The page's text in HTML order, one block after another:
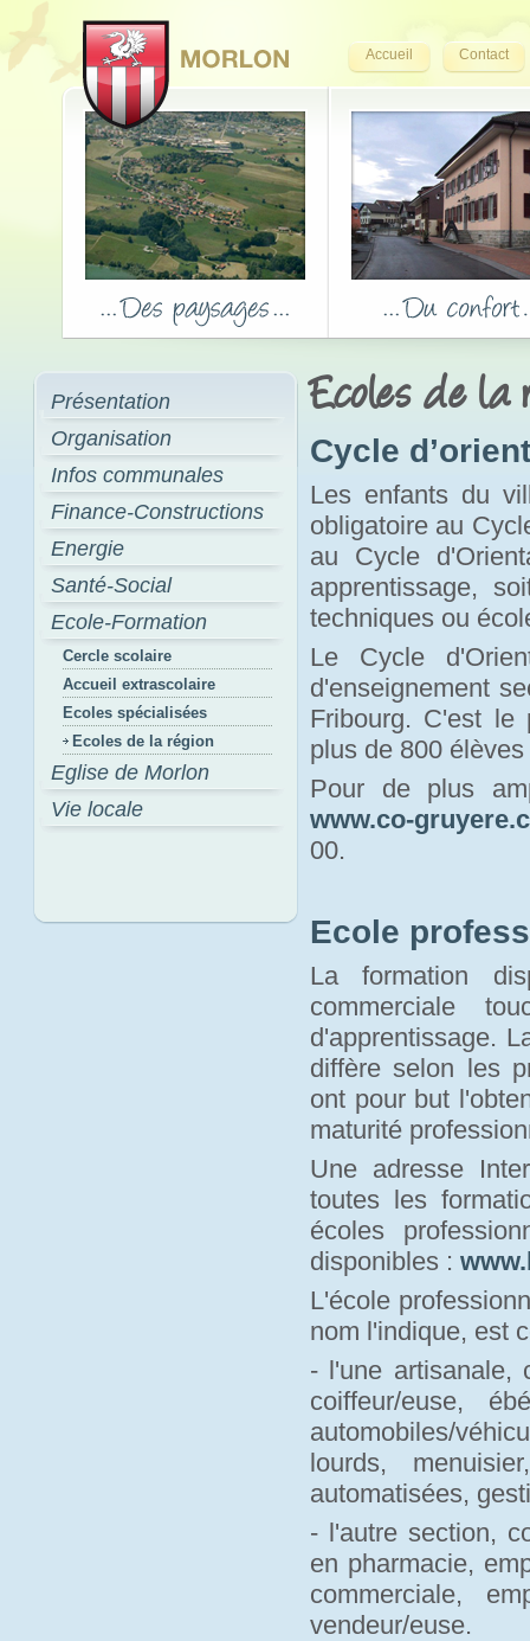
Accueil Contact
Présentation
Organisation
Infos communales
Finance-Constructions
Energie
Santé-Social
Ecole-Formation
Cercle scolaire
Accueil extrascolaire
Ecoles spécialisées
Ecoles de la région
Eglise de Morlon
Vie locale
Ecoles de la
Cycle
Les enfants du
obligatoire au
au Cycle
apprentissage,
techniques ou
Le Cycle
d'enseignement
Fribourg. C'est le
plus de 800
Pour de plus
www.co-
00.
Ecole
La formation
commerciale
d'apprentissage.
diffère selon les
ont pour but
maturité
Une adresse
toutes les
écoles
disponibles :
L'école
nom l'indique, est
- l'une artisanale,
coiffeur/euse,
automobiles/
lourds,
automatisées,
- l'autre section,
en pharmacie,
commerciale,
vendeur/euse.